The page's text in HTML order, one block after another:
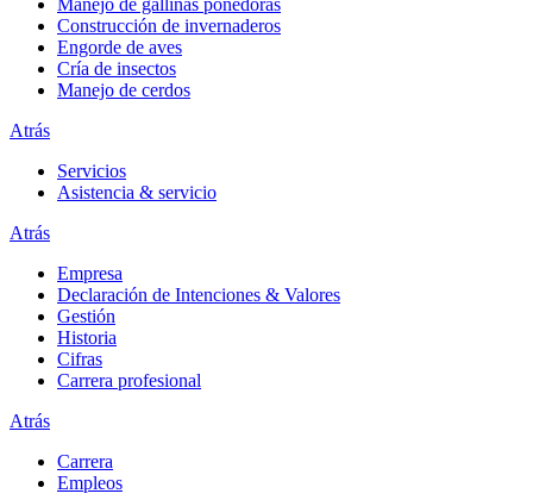
Manejo de gallinas ponedoras
Construcción de invernaderos
Engorde de aves
Cría de insectos
Manejo de cerdos
Atrás
Servicios
Asistencia & servicio
Atrás
Empresa
Declaración de Intenciones & Valores
Gestión
Historia
Cifras
Carrera profesional
Atrás
Carrera
Empleos